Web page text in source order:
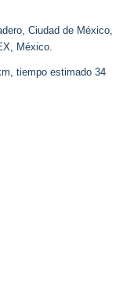
Ciudad de México,
México.
tiempo estimado 34